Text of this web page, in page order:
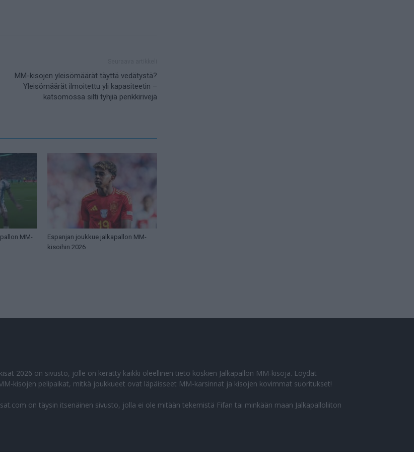
MM-kisojen yleisömäärät täyttä vedätystä?
Yleisömäärät ilmoitettu yli kapasiteetin –
katsomossa silti tyhjiä penkkirivejä
MM-
Espanjan joukkue jalkapallon MM-
kisoihin 2026
2026 on sivusto, jolle on kerätty kaikki oleellinen tieto koskien Jalkapallon MM-kisoja. Löydät
kisojen pelipaikat, mitkä joukkueet ovat läpäisseet MM-karsinnat ja kisojen kovimmat suoritukset!
on täysin itsenäinen sivusto, jolla ei ole mitään tekemistä Fifan tai minkään maan Jalkapalloliiton